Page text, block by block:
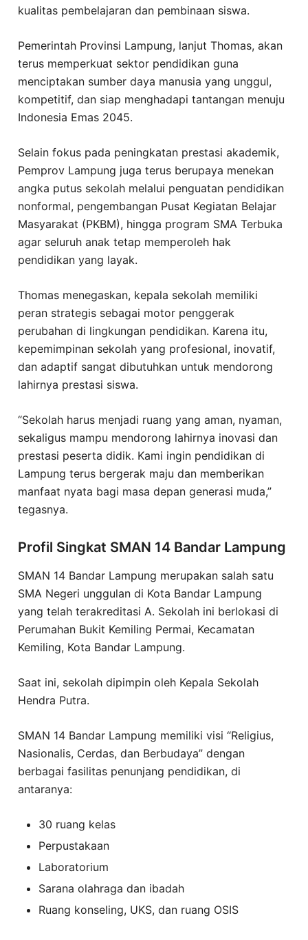
kualitas pembelajaran dan pembinaan siswa.
Pemerintah Provinsi Lampung, lanjut Thomas, akan
terus memperkuat sektor pendidikan guna
menciptakan sumber daya manusia yang unggul,
kompetitif, dan siap menghadapi tantangan menuju
Indonesia Emas 2045.
Selain fokus pada peningkatan prestasi akademik,
Pemprov Lampung juga terus berupaya menekan
angka putus sekolah melalui penguatan pendidikan
nonformal, pengembangan Pusat Kegiatan Belajar
Masyarakat (PKBM), hingga program SMA Terbuka
agar seluruh anak tetap memperoleh hak
pendidikan yang layak.
Thomas menegaskan, kepala sekolah memiliki
peran strategis sebagai motor penggerak
perubahan di lingkungan pendidikan. Karena itu,
kepemimpinan sekolah yang profesional, inovatif,
dan adaptif sangat dibutuhkan untuk mendorong
lahirnya prestasi siswa.
“Sekolah harus menjadi ruang yang aman, nyaman,
sekaligus mampu mendorong lahirnya inovasi dan
prestasi peserta didik. Kami ingin pendidikan di
Lampung terus bergerak maju dan memberikan
manfaat nyata bagi masa depan generasi muda,”
tegasnya.
Profil Singkat SMAN 14 Bandar Lampung
SMAN 14 Bandar Lampung merupakan salah satu
SMA Negeri unggulan di Kota Bandar Lampung
yang telah terakreditasi A. Sekolah ini berlokasi di
Perumahan Bukit Kemiling Permai, Kecamatan
Kemiling, Kota Bandar Lampung.
Saat ini, sekolah dipimpin oleh Kepala Sekolah
Hendra Putra.
SMAN 14 Bandar Lampung memiliki visi “Religius,
Nasionalis, Cerdas, dan Berbudaya” dengan
berbagai fasilitas penunjang pendidikan, di
antaranya:
30 ruang kelas
Perpustakaan
Laboratorium
Sarana olahraga dan ibadah
Ruang konseling, UKS, dan ruang OSIS